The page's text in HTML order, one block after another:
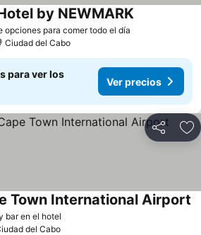
opciones para comer todo el día
by NEWMARKVer precios
Ciudad del Cabo
para ver los
Ver precios
Compartir
bar en el hotel
Town International Airport
del Cabo